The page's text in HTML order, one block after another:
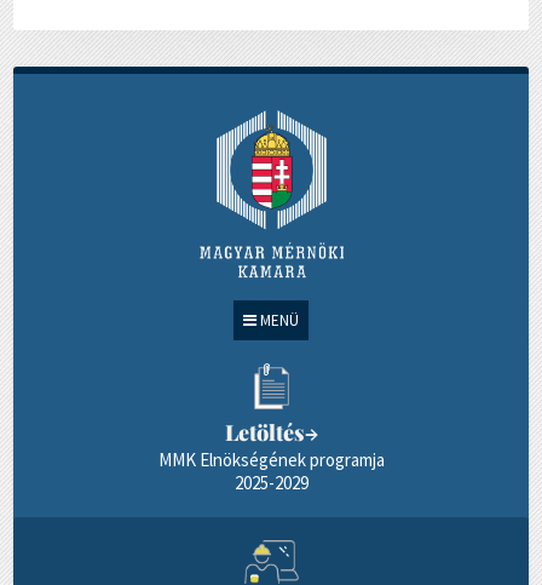
MENÜ
Letöltés→
MMK Elnökségének programja
2025-2029